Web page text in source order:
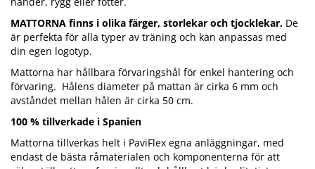
MATTORNA finns i olika färger, storlekar och tjocklekar. De
är perfekta för alla typer av träning och kan anpassas med
din egen logotyp.
Mattorna har hållbara förvaringshål för enkel hantering och
förvaring. Hålens diameter på mattan är cirka 6 mm och
avståndet mellan hålen är cirka 50 cm.
100 % tillverkade i Spanien
Mattorna tillverkas helt i PaviFlex egna anläggningar, med
endast de bästa råmaterialen och komponenterna för att